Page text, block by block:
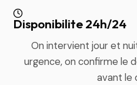
Disponibilite 24h/24
On intervient jour et
urgence, on confirme le
avant le